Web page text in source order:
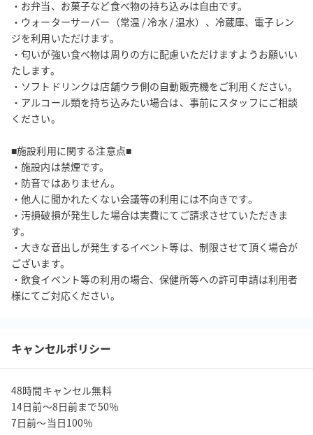
■アクセス■
JR日豊本線「別府駅」より徒歩 3分です。
別府駅東口（海側）の左手に見えるヤマダ電機の脇の高架下駐車
場をそのまま１分ほど直進すると見えてくる白い建物の１階が
「コモールカフェ別府」です。
https://g.page/r/CQrcRZwxanCAEAE
■駐車場■
🚫駐車場はありません🚫
最寄りのコインパーキングをご利用ください。
🅿️JBMパーキング（ヤマダ電機駐車場）（徒歩０分）
https://maps.app.goo.gl/uBYA2qtzzrJQPrjk7
🅿️タイムズ別府駅東口（徒歩２分）
https://maps.app.goo.gl/MgFPUZA8G13QLBAK7
🅿️Dパーキング別府駅西口第１（徒歩４分）
https://maps.app.goo.gl/zFAyRdf6V48u32dp8
・コンビニ（ファミリーマート）
・電気店（ヤマダ電機）
・行列のできる飲食店（とよ常）
・行列のできるカレー店（TANE）
・唐揚げが絶品の弁当屋（こんちゃん）
・お弁当、お菓子など食べ物の持ち込みは自由です。
・ウォーターサーバー（常温 / 冷水 / 温水）、冷蔵庫、電子レン
ジを利用いただけます。
・匂いが強い食べ物は周りの方に配慮いただけますようお願いい
たします。
・ソフトドリンクは店舗ウラ側の自動販売機をご利用ください。
・アルコール類を持ち込みたい場合は、事前にスタッフにご相談
ください。
■施設利用に関する注意点■
・施設内は禁煙です。
・防音ではありません。
・他人に聞かれたくない会議等の利用には不向きです。
・汚損破損が発生した場合は実費にてご請求させていただきま
す。
・大きな音出しが発生するイベント等は、制限させて頂く場合が
ございます。
・飲食イベント等の利用の場合、保健所等への許可申請は利用者
様にてご対応ください。
キャンセルポリシー
48時間キャンセル無料
14日前〜8日前まで50％
7日前〜当日100％